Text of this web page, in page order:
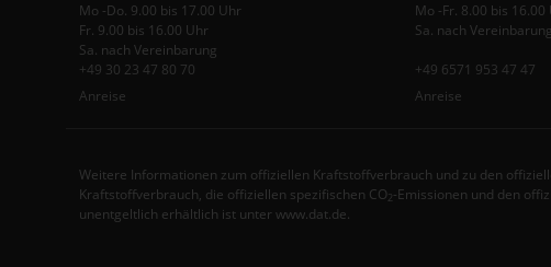
Mo -Do. 9.00 bis 17.00 Uhr
Fr. 9.00 bis 16.00 Uhr
Sa. nach Vereinbarung
+49 30 23 47 80 70
Anreise
Mo -Fr. 8.00 bis 16.00
Sa. nach Vereinbarung
+49 6571 953 47 47
Anreise
Weitere Informationen zum offiziellen Kraftstoffverbrauch und zu den
Kraftstoffverbrauch, die offiziellen spezifischen CO2-Emissionen und den
unentgeltlich erhältlich ist unter www.dat.de.